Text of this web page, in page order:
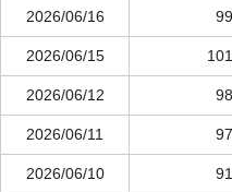
2026/06/16
2026/06/15
2026/06/12
2026/06/11
2026/06/10